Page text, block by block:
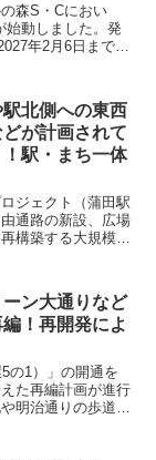
森S・Cにおい
始動しました。発
年2月6日まで
北側への東西
が計画されて
駅・まち一体
ジェクト（蒲田駅
通路の新設、広場
構築する大規模プ
ン大通りなど
！再開発によ
の1）」の開通を
た再編計画が進行
明治通りの歩道拡